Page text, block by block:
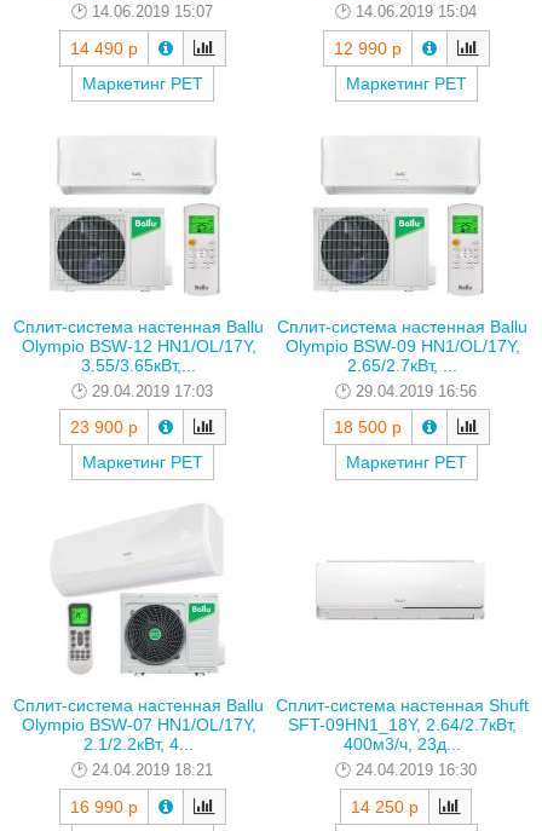
14.06.2019 15:07
14 490 р
Маркетинг РЕТ
14.06.2019 15:04
12 990 р
Маркетинг РЕТ
Сплит-система настенная Ballu
Olympio BSW-12 HN1/OL/17Y,
3.55/3.65кВт,...
29.04.2019 17:03
23 900 р
Маркетинг РЕТ
Сплит-система настенная Ballu
Olympio BSW-09 HN1/OL/17Y,
2.65/2.7кВт, ...
29.04.2019 16:56
18 500 р
Маркетинг РЕТ
Сплит-система настенная Ballu
Olympio BSW-07 HN1/OL/17Y,
2.1/2.2кВт, 4...
24.04.2019 18:21
16 990 р
Сплит-система настенная Shuft
SFT-09HN1_18Y, 2.64/2.7кВт,
400м3/ч, 23д...
24.04.2019 16:30
14 250 р